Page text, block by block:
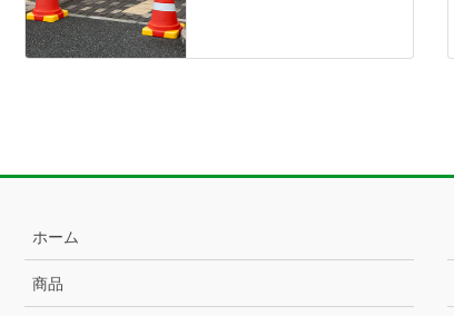
ホーム
商品